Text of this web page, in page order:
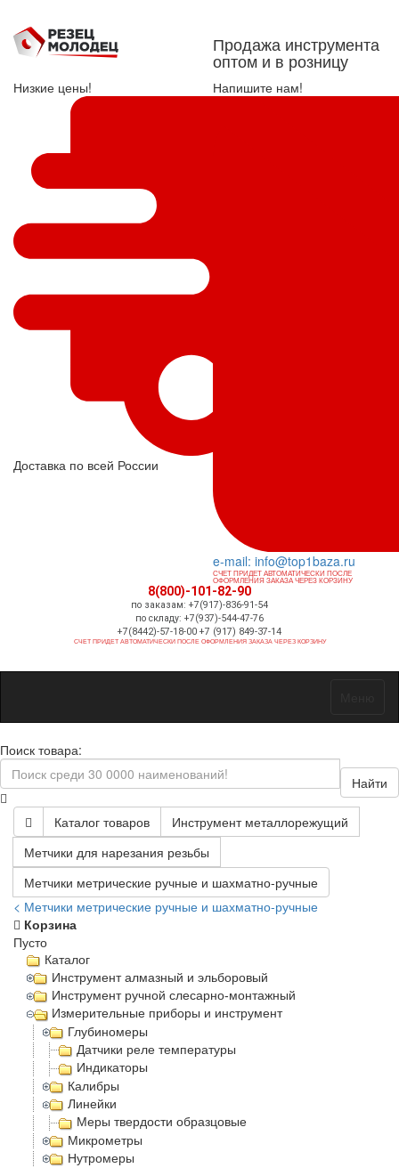
Продажа инструмента
оптом и в розницу
Низкие цены!
Доставка по всей России
Напишите нам!
e-mail: info@top1baza.ru
СЧЕТ ПРИДЕТ АВТОМАТИЧЕСКИ ПОСЛЕ
ОФОРМЛЕНИЯ ЗАКАЗА ЧЕРЕЗ КОРЗИНУ
8(800)-101-82-90
по заказам: +7(917)-836-91-54
по складу: +7(937)-544-47-76
+7(8442)-57-18-00 +7 (917) 849-37-14
СЧЕТ ПРИДЕТ АВТОМАТИЧЕСКИ ПОСЛЕ ОФОРМЛЕНИЯ ЗАКАЗА ЧЕРЕЗ КОРЗИНУ
Поиск товара:
Найти
Каталог товаров
Инструмент металлорежущий
Метчики для нарезания резьбы
Метчики метрические ручные и шахматно-ручные
< Метчики метрические ручные и шахматно-ручные
Корзина
Пусто
Каталог
Инструмент алмазный и эльборовый
Инструмент ручной слесарно-монтажный
Измерительные приборы и инструмент
Глубиномеры
Датчики реле температуры
Индикаторы
Калибры
Линейки
Меры твердости образцовые
Микрометры
Нутромеры